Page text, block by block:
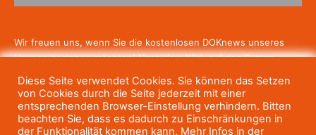
Wir freuen uns, wenn Sie die kostenlosen DOKnews unseres
Hauses beziehen möchten! Nach dem Klick auf den Button
um die Newsletter-Anmeldung abzuschließen. Wenn Sie unsere
Gratis-News irgendwann nicht mehr erhalten wollen, können
Siesich jederzeit einfach wieder abmelden.
Diese Seite verwendet Cookies. Sie können das Setzen
von Cookies durch die Seite jederzeit mit einer
entsprechenden Browser-Einstellung verhindern. Bitten
beachten Sie, dass es dadurch zu Einschränkungen in
der Funktionalität kommen kann. Mehr Infos in der